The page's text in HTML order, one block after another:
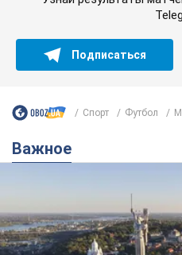
Какой была
Украины и почему ее
империя: об этом не
Государственным символом
и припев песни
час назад 2,8 т.